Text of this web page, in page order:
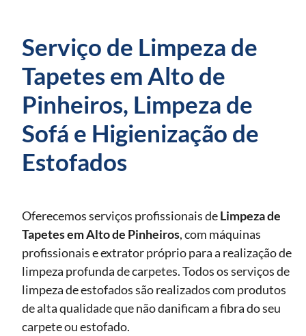
Serviço de Limpeza de
Tapetes em Alto de
Pinheiros, Limpeza de
Sofá e Higienização de
Estofados
Oferecemos serviços profissionais deLimpeza de
Tapetesem Alto de Pinheiros, com máquinas
profissionais e extrator próprio para a realização de
limpeza profunda de carpetes. Todos os serviços de
limpeza de estofados são realizados com produtos
de alta qualidade que não danificam a fibra do seu
carpete ou estofado.